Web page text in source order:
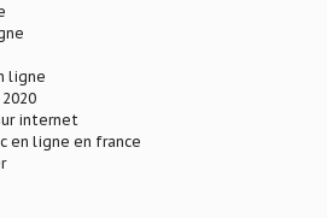
ligne
internet
en ligne en france